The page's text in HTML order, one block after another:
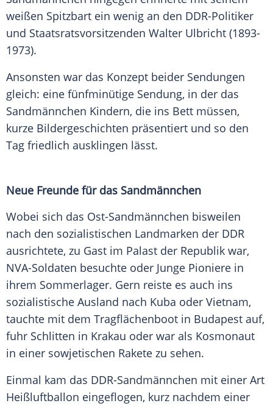
weißen Spitzbart ein wenig an den DDR-Politiker
und Staatsratsvorsitzenden Walter Ulbricht (1893-
1973).
Ansonsten war das Konzept beider Sendungen
gleich: eine fünfminütige Sendung, in der das
Sandmännchen Kindern, die ins Bett müssen,
kurze Bildergeschichten präsentiert und so den
Tag friedlich ausklingen lässt.
Neue Freunde für das Sandmännchen
Wobei sich das Ost-Sandmännchen bisweilen
nach den sozialistischen Landmarken der DDR
ausrichtete, zu Gast im Palast der Republik war,
NVA-Soldaten besuchte oder Junge Pioniere in
ihrem Sommerlager. Gern reiste es auch ins
sozialistische Ausland nach Kuba oder Vietnam,
tauchte mit dem Tragflächenboot in Budapest auf,
fuhr Schlitten in Krakau oder war als Kosmonaut
in einer sowjetischen Rakete zu sehen.
Einmal kam das DDR-Sandmännchen mit einer Art
Heißluftballon eingeflogen, kurz nachdem einer